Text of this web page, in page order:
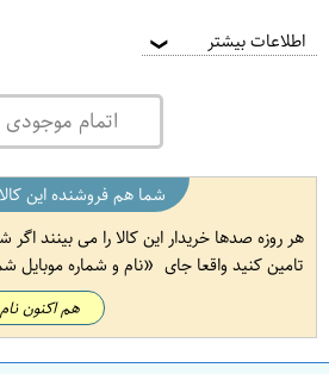
اطلاعات بیشتر ❯
اتمام موجودی
شما هم فروشنده این
هر روزه صدها خریدار این کالا را می بینند اگر
تامین کنید واقعا جای
نام و شماره موبایل
هم اکنون